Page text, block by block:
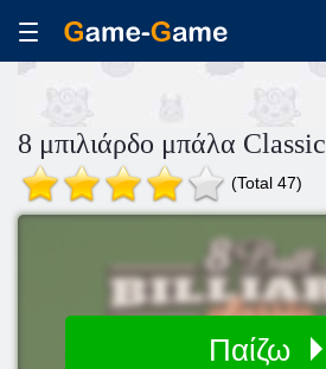
8 μπιλιάρδο μπάλα Classic
(Total 47)
Παίζω